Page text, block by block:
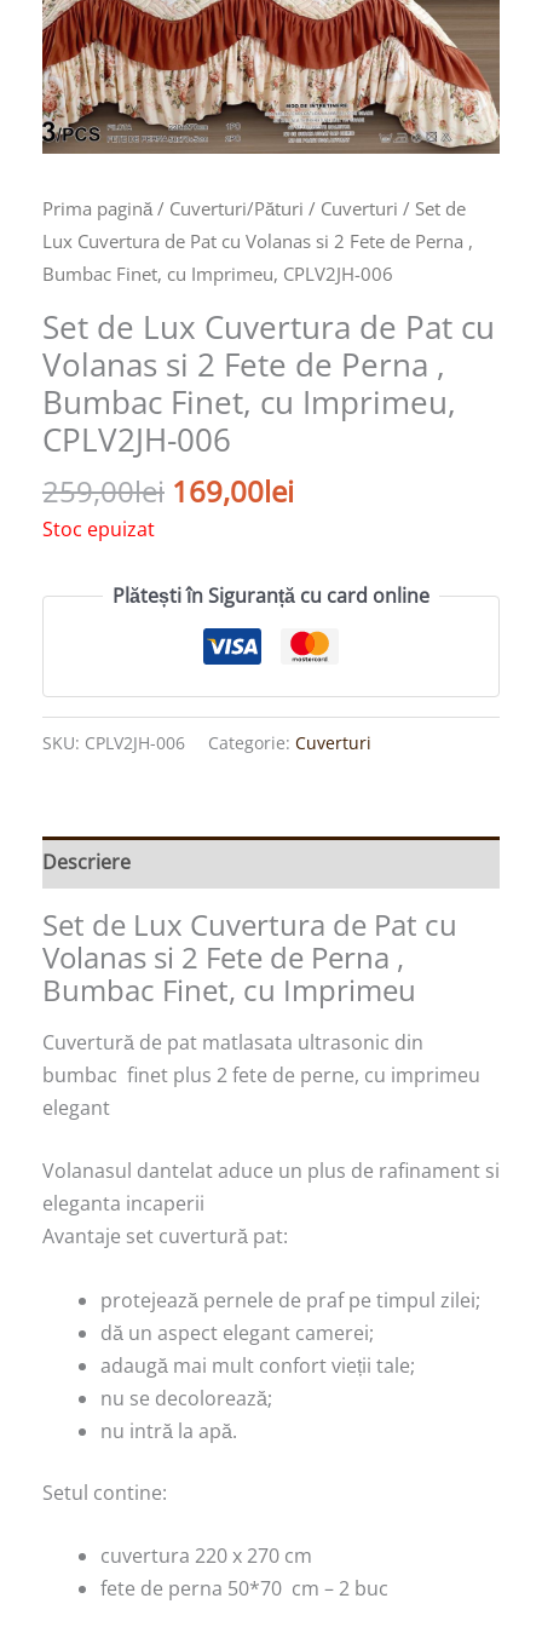
Prima pagină/ Cuverturi/Pături / Cuverturi / Set de
Lux Cuvertura de Pat cu Volanas si 2 Fete de Perna ,
Bumbac Finet, cu Imprimeu, CPLV2JH-006
Set de Lux Cuvertura de Pat cu
Volanas si 2 Fete de Perna ,
Bumbac Finet, cu Imprimeu,
CPLV2JH-006
259,00lei 169,00lei
Stoc epuizat
Plătești în Siguranță cu card online
SKU: CPLV2JH-006 Categorie: Cuverturi
Descriere
Set de Lux Cuvertura de Pat cu
Volanas si 2 Fete de Perna ,
Bumbac Finet, cu Imprimeu
Cuvertură de pat matlasata ultrasonic din
bumbac finet plus 2 fete de perne, cu imprimeu
elegant
Volanasul dantelat aduce un plus de rafinament si
eleganta incaperii
Avantaje set cuvertură pat:
protejează pernele de praf pe timpul zilei;
dă un aspect elegant camerei;
adaugă mai mult confort vieții tale;
nu se decolorează;
nu intră la apă.
Setul contine:
cuvertura 220 x 270 cm
fete de perna 50*70 cm – 2 buc